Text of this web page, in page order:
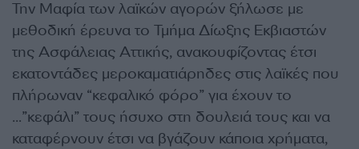
Την Μαφία των λαϊκών αγορών ξήλωσε με
μεθοδική έρευνα το Τμήμα Δίωξης Εκβιαστών
της Ασφάλειας Αττικής, ανακουφίζοντας έτσι
εκατοντάδες μεροκαματιάρηδες στις λαϊκές που
πλήρωναν “κεφαλικό φόρο” για έχουν το
…”κεφάλι” τους ήσυχο στη δουλειά τους και να
καταφέρνουν έτσι να βγάζουν κάποια χρήματα,